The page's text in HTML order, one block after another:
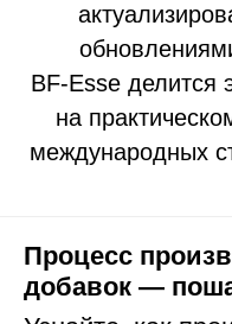
BF-Esse делится
на
международных
Процесс
добавок —